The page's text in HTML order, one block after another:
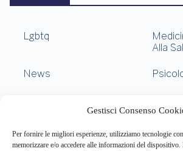
Gestisci Consenso
Per fornire le migliori esperienze, utilizziamo tecnologie
memorizzare e/o accedere alle informazioni del dispositivo.
Lgbtq
Alla
News
Comportamentale